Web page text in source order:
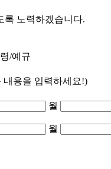
록 노력하겠습니다.
/예규
내용을 입력하세요!)
월
월